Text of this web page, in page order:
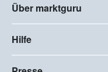
Über marktguru
Hilfe